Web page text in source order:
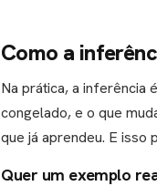
Como a
Na prática, a inferência
congelado, e o que
que já aprendeu. E isso
Quer um exemplo